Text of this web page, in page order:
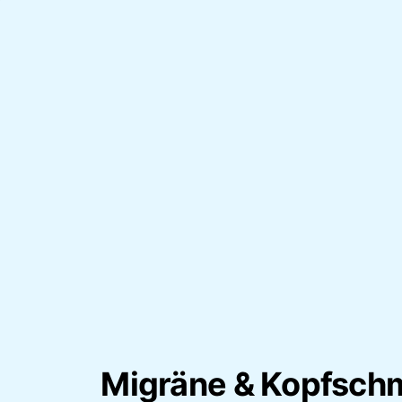
Migräne &